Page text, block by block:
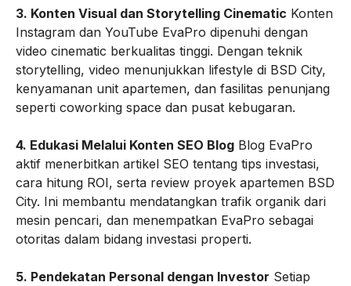
3. Konten Visual dan Storytelling Cinematic Konten
Instagram dan YouTube EvaPro dipenuhi dengan
video cinematic berkualitas tinggi. Dengan teknik
storytelling, video menunjukkan lifestyle di BSD City,
kenyamanan unit apartemen, dan fasilitas penunjang
seperti coworking space dan pusat kebugaran.
4. Edukasi Melalui Konten SEO Blog Blog EvaPro
aktif menerbitkan artikel SEO tentang tips investasi,
cara hitung ROI, serta review proyek apartemen BSD
City. Ini membantu mendatangkan trafik organik dari
mesin pencari, dan menempatkan EvaPro sebagai
otoritas dalam bidang investasi properti.
5. Pendekatan Personal dengan Investor Setiap